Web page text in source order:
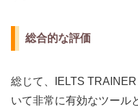
総合的な評価
総じて、IELTS
いて非常に有効なツール